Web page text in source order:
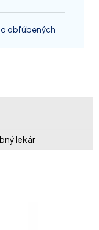
obľúbených
lekár